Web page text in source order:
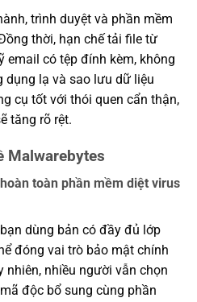
trình duyệt và phần mềm
thời, hạn chế tải file từ
email có tệp đính kèm, không
dụng lạ và sao lưu dữ liệu
cụ tốt với thói quen cẩn thận,
tăng rõ rệt.
Malwarebytes
toàn phần mềm diệt virus
dùng bản có đầy đủ lớp
đóng vai trò bảo mật chính
nhiên, nhiều người vẫn chọn
độc bổ sung cùng phần